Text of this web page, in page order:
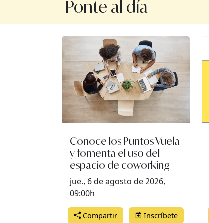
Ponte al día
Conoce los Puntos Vuela
y fomenta el uso del
espacio de coworking
jue., 6 de agosto de 2026,
09:00h
Compartir Inscríbete